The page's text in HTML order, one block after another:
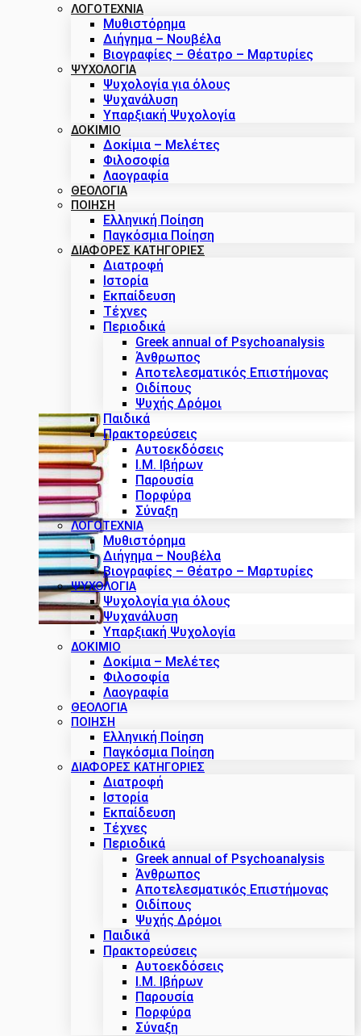
ΛΟΓΟΤΕΧΝΙΑ
Μυθιστόρημα
Διήγημα – Νουβέλα
Βιογραφίες – Θέατρο – Μαρτυρίες
ΨΥΧΟΛΟΓΙΑ
Ψυχολογία για όλους
Ψυχανάλυση
Υπαρξιακή Ψυχολογία
ΔΟΚΊΜΙΟ
Δοκίμια – Μελέτες
Φιλοσοφία
Λαογραφία
ΘΕΟΛΟΓΙΑ
ΠΟΙΗΣΗ
Ελληνική Ποίηση
Παγκόσμια Ποίηση
ΔΙΑΦΟΡΕΣ ΚΑΤΗΓΟΡΙΕΣ
Διατροφή
Ιστορία
Εκπαίδευση
Τέχνες
Περιοδικά
Greek annual of Psychoanalysis
Άνθρωπος
Αποτελεσματικός Επιστήμονας
Οιδίπους
Ψυχής Δρόμοι
Παιδικά
Πρακτoρεύσεις
Αυτοεκδόσεις
Ι.Μ. Ιβήρων
Παρουσία
Πορφύρα
Σύναξη
ΛΟΓΟΤΕΧΝΙΑ
Μυθιστόρημα
Διήγημα – Νουβέλα
Βιογραφίες – Θέατρο – Μαρτυρίες
ΨΥΧΟΛΟΓΙΑ
Ψυχολογία για όλους
Ψυχανάλυση
Υπαρξιακή Ψυχολογία
ΔΟΚΊΜΙΟ
Δοκίμια – Μελέτες
Φιλοσοφία
Λαογραφία
ΘΕΟΛΟΓΙΑ
ΠΟΙΗΣΗ
Ελληνική Ποίηση
Παγκόσμια Ποίηση
ΔΙΑΦΟΡΕΣ ΚΑΤΗΓΟΡΙΕΣ
Διατροφή
Ιστορία
Εκπαίδευση
Τέχνες
Περιοδικά
Greek annual of Psychoanalysis
Άνθρωπος
Αποτελεσματικός Επιστήμονας
Οιδίπους
Ψυχής Δρόμοι
Παιδικά
Πρακτoρεύσεις
Αυτοεκδόσεις
Ι.Μ. Ιβήρων
Παρουσία
Πορφύρα
Σύναξη